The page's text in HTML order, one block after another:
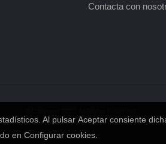
Al pulsar Aceptar consiente
en Configurar cookies.
Contacta con